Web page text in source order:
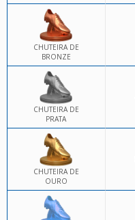
CHUTEIRA DE
BRONZE
CHUTEIRA DE
PRATA
CHUTEIRA DE
OURO